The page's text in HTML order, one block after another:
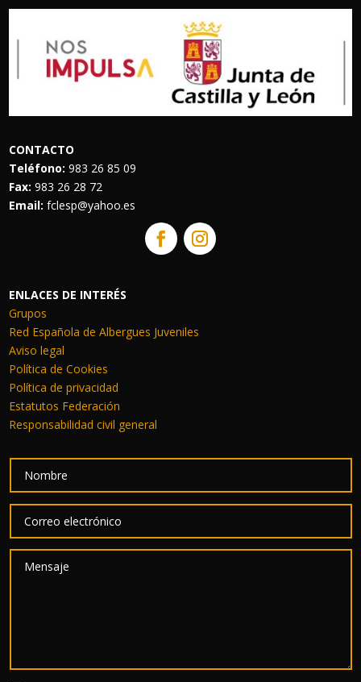
CONTACTO
Teléfono: 983 26 85 09
Fax: 983 26 28 72
Email: fclesp@yahoo.es
ENLACES DE INTERÉS
Grupos
Red Española de Albergues Juveniles
Aviso legal
Política de Cookies
Política de privacidad
Estatutos Federación
Responsabilidad civil general